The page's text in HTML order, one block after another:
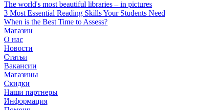
The world's most beautiful libraries – in pictures
3 Most Essential Reading Skills Your Students Need
When is the Best Time to Assess?
Магазин
О нас
Новости
Статьи
Вакансии
Магазины
Скидки
Наши партнеры
Информация